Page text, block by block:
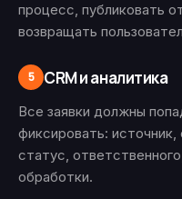
процесс, публиковать
возвращать
5 CRM и аналитика
Все заявки должны
фиксировать: источник,
статус,
обработки.